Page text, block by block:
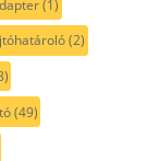
(1)
(2)
(49)